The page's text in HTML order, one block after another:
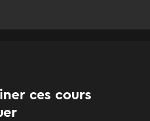
ces cours